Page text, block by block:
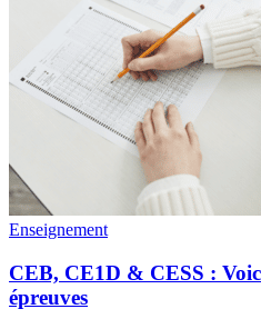
Enseignement
CEB, CE1D & CESS :
épreuves